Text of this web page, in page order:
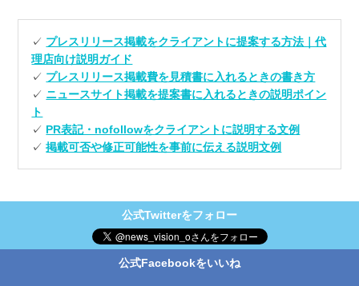
✓ プレスリリース掲載をクライアントに提案する方法｜代
理店向け説明ガイド
✓ プレスリリース掲載費を見積書に入れるときの書き方
✓ ニュースサイト掲載を提案書に入れるときの説明ポイン
ト
✓ PR表記・nofollowをクライアントに説明する文例
✓掲載可否や修正可能性を事前に伝える説明文例
公式Twitterをフォロー
公式Facebookをいいね